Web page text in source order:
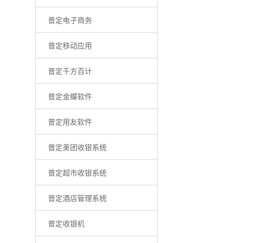
普定电子商务
普定移动应用
普定千方百计
普定金蝶软件
普定用友软件
普定美团收银系统
普定超市收银系统
普定酒店管理系统
普定收银机